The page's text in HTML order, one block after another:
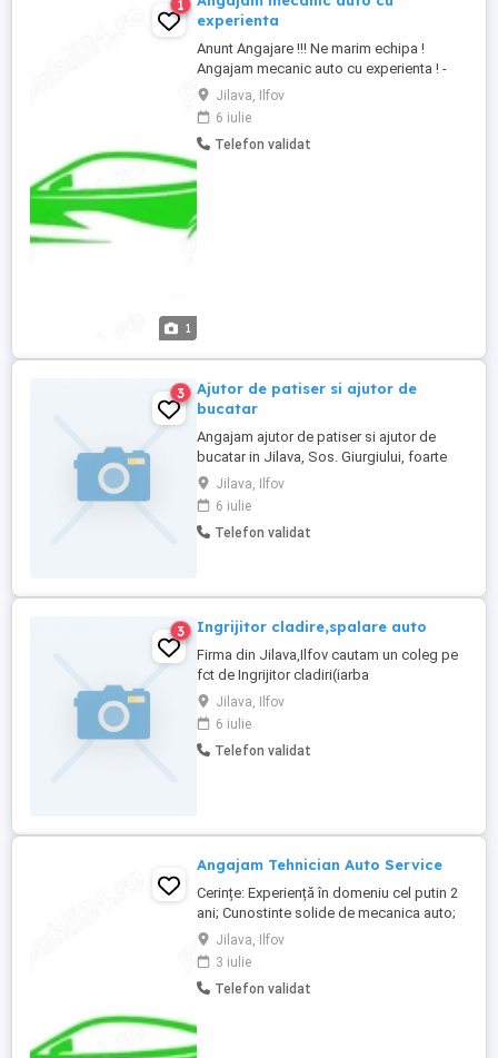
1
1
experienta
Anunt Angajare !!! Ne marim echipa !
Angajam mecanic auto cu experienta ! -
Mecanica generala - Distributii ambreiaje -
Frane si suspensii - Diagnoza auto
(avantaj) - Efectuare geometrie roti
(avantaj) Daca iti plac masinile si vrei sa
Jilava, Ilfov
6 iulie
Telefon validat
3
Ajutor de patiser si ajutor de
bucatar
Angajam ajutor de patiser si ajutor de
bucatar in Jilava, Sos. Giurgiului, foarte
aproape de sector 4.
Jilava, Ilfov
6 iulie
Telefon validat
3 Ingrijitor cladire,spalare auto
Firma din Jilava,Ilfov cautam un coleg pe
fct de Ingrijitor cladiri(iarba
taiata,curatenie curte(fara cladirile de
birouri) si spalat auto la nevoie.Contract
de munca perioada nedeterminata,salariu
3500-4000 lei lunaplus tichete masa plus
Jilava, Ilfov
6 iulie
Telefon validat
Angajam Tehnician Auto Service
Cerințe: Experiență în domeniu cel putin 2
ani; Cunostinte solide de mecanica auto;
Cunoștințe de utilizare a testerelor de
diagnoza; Abilități de identificare și
remediere a defecțiunilor; Seriozitate,
punctualitate și spirit de echipa; Permis de
Jilava, Ilfov
3 iulie
Telefon validat